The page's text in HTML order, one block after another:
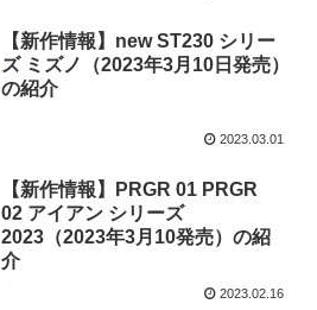
【新作情報】new ST230 シリー
ズ ミズノ（2023年3月10日発売）
の紹介
2023.03.01
【新作情報】PRGR 01 PRGR
02 アイアン シリーズ
2023（2023年3月10発売）の紹
介
2023.02.16